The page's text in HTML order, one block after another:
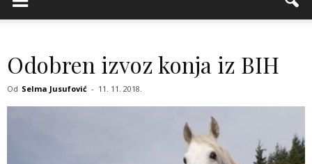
Odobren izvoz konja iz BIH
Od Selma Jusufović - 11. 11. 2018.